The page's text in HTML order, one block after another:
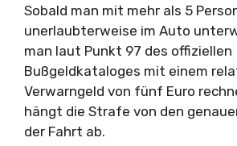
Sobald man mit mehr als 5
unerlaubterweise im Auto
man laut Punkt 97 des offiziellen
Bußgeldkataloges mit einem
Verwarngeld von fünf Euro
hängt die Strafe von den
der Fahrt ab.